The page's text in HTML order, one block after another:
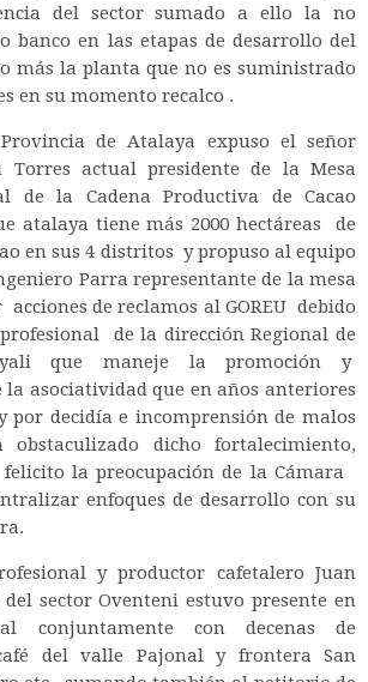
del sector sumado a ello la no
banco en las etapas de desarrollo del
más la planta que no es suministrado
en su momento recalco .
de Atalaya expuso el señor
Torres actual presidente de la Mesa
de la Cadena Productiva de Cacao
atalaya tiene más 2000 hectáreas de
en sus 4 distritos y propuso al equipo
Parra representante de la mesa
de reclamos al GOREU debido
de la dirección Regional de
que maneje la promoción y
asociatividad que en años anteriores
por decidía e incomprensión de malos
obstaculizado dicho fortalecimiento,
la preocupación de la Cámara
enfoques de desarrollo con su
y productor cafetalero Juan
sector Oventeni estuvo presente en
conjuntamente con decenas de
del valle Pajonal y frontera San